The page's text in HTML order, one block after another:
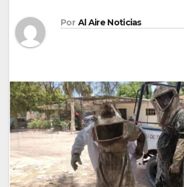
Por Al Aire Noticias